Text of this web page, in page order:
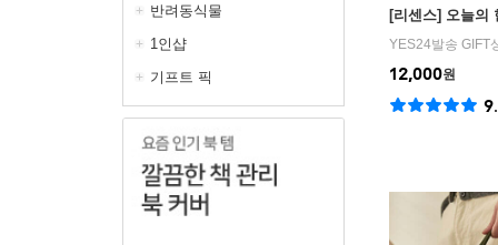
반려동식물
1인샵
기프트 픽
[리센스] 오늘의
YES24발송 GIFT
12,000원